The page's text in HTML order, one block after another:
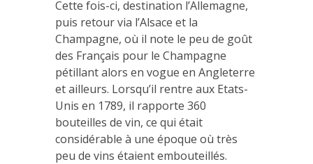
Cette fois-ci, destination l’Allemagne,
puis retour via l’Alsace et la
Champagne, où il note le peu de goût
des Français pour le Champagne
pétillant alors en vogue en Angleterre
et ailleurs. Lorsqu’il rentre aux Etats-
Unis en 1789, il rapporte 360
bouteilles de vin, ce qui était
considérable à une époque où très
peu de vins étaient embouteillés.